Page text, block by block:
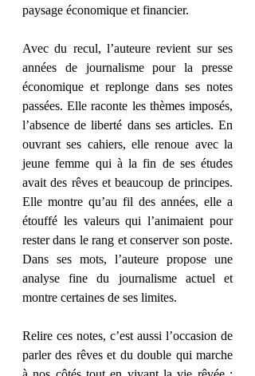
paysage économique et financier.
Avec du recul, l’auteure revient sur ses
années de journalisme pour la presse
économique et replonge dans ses notes
passées. Elle raconte les thèmes imposés,
l’absence de liberté dans ses articles. En
ouvrant ses cahiers, elle renoue avec la
jeune femme qui à la fin de ses études
avait des rêves et beaucoup de principes.
Elle montre qu’au fil des années, elle a
étouffé les valeurs qui l’animaient pour
rester dans le rang et conserver son poste.
Dans ses mots, l’auteure propose une
analyse fine du journalisme actuel et
montre certaines de ses limites.
Relire ces notes, c’est aussi l’occasion de
parler des rêves et du double qui marche